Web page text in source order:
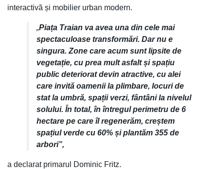
interactivă și mobilier urban modern.
„Piața Traian va avea una din cele mai
spectaculoase transformări. Dar nu e
singura. Zone care acum sunt lipsite de
vegetație, cu prea mult asfalt și spațiu
public deteriorat devin atractive, cu alei
care invită oamenii la plimbare, locuri de
stat la umbră, spații verzi, fântâni la nivelul
solului. În total, în întregul perimetru de 6
hectare pe care îl regenerăm, creștem
spațiul verde cu 60% și plantăm 355 de
arbori”,
a declarat primarul Dominic Fritz.